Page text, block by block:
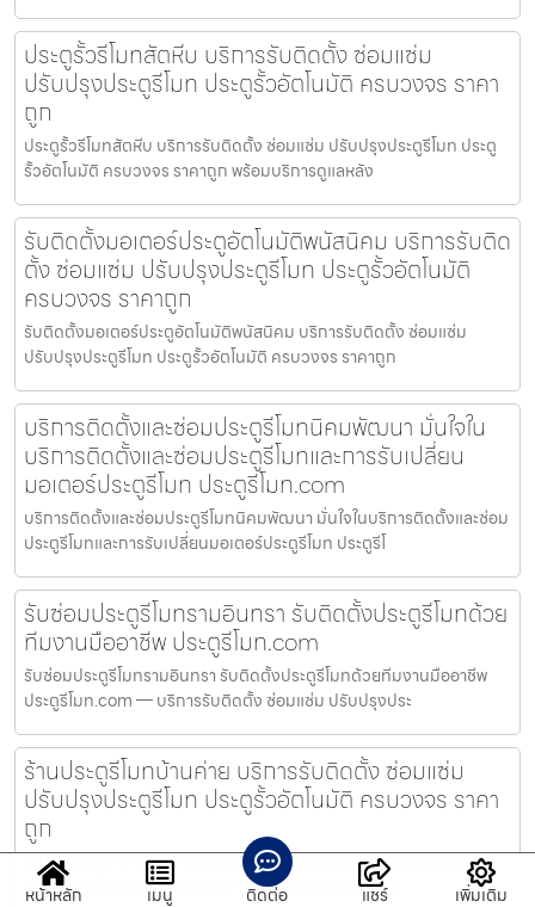
ประตูรั้วรีโมทสัตหีบ บริการรับติดตั้ง ซ่อมแซ่ม
ปรับปรุงประตูรีโมท ประตูรั้วอัตโนมัติ ครบวงจร ราคา
ถูก
ประตูรั้วรีโมทสัตหีบ บริการรับติดตั้ง ซ่อมแซ่ม ปรับปรุงประตูรีโมท ประตู
รั้วอัตโนมัติ ครบวงจร ราคาถูก พร้อมบริการดูแลหลัง
รับติดตั้งมอเตอร์ประตูอัตโนมัติพนัสนิคม บริการรับติด
ตั้ง ซ่อมแซ่ม ปรับปรุงประตูรีโมท ประตูรั้วอัตโนมัติ
ครบวงจร ราคาถูก
รับติดตั้งมอเตอร์ประตูอัตโนมัติพนัสนิคม บริการรับติดตั้ง ซ่อมแซ่ม
ปรับปรุงประตูรีโมท ประตูรั้วอัตโนมัติ ครบวงจร ราคาถูก
บริการติดตั้งและซ่อมประตูรีโมทนิคมพัฒนา มั่นใจใน
บริการติดตั้งและซ่อมประตูรีโมทและการรับเปลี่ยน
มอเตอร์ประตูรีโมท ประตูรีโมท.com
บริการติดตั้งและซ่อมประตูรีโมทนิคมพัฒนา มั่นใจในบริการติดตั้งและซ่อม
ประตูรีโมทและการรับเปลี่ยนมอเตอร์ประตูรีโมท ประตูรีโ
รับซ่อมประตูรีโมทรามอินทรา รับติดตั้งประตูรีโมทด้วย
ทีมงานมืออาชีพ ประตูรีโมท.com
รับซ่อมประตูรีโมทรามอินทรา รับติดตั้งประตูรีโมทด้วยทีมงานมืออาชีพ
ประตูรีโมท.com — บริการรับติดตั้ง ซ่อมแซ่ม ปรับปรุงประ
ร้านประตูรีโมทบ้านค่าย บริการรับติดตั้ง ซ่อมแซ่ม
ปรับปรุงประตูรีโมท ประตูรั้วอัตโนมัติ ครบวงจร ราคา
ถูก
ร้านประตูรีโมทบ้านค่าย บริการรับติดตั้ง ซ่อมแซ่ม ปรับปรุงประตูรีโมท
ประตูรั้วอัตโนมัติ ครบวงจร ราคาถูก พร้อมบริการดูแลหล
หน้าหลัก เมนู ติดต่อ แชร์ เพิ่มเติม